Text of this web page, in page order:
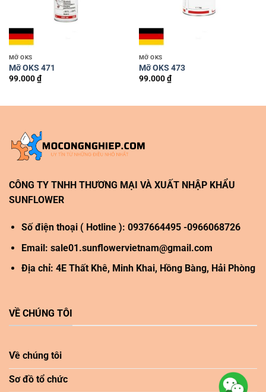
MỠ OKS
Mỡ OKS 471
99.000₫
MỠ OKS
Mỡ OKS 473
99.000₫
CÔNG TY TNHH THƯƠNG MẠI VÀ XUẤT NHẬP KHẨU
SUNFLOWER
Số điện thoại ( Hotline ): 0937664495 -0966068726
Email: sale01.sunflowervietnam@gmail.com
Địa chỉ: 4E Thất Khê, Minh Khai, Hồng Bàng, Hải Phòng
VỀ CHÚNG TÔI
Về chúng tôi
Sơ đồ tổ chức